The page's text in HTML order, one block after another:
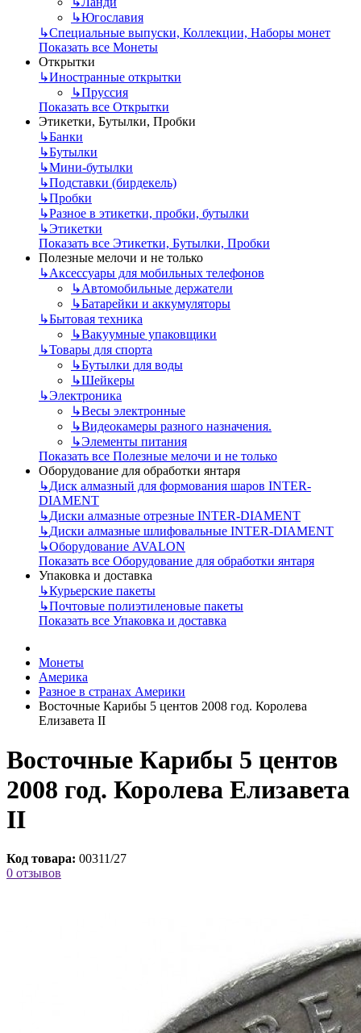
↳Югославия
↳Специальные выпуски, Коллекции, Наборы монет
Показать все Монеты
Открытки
↳Иностранные открытки
↳Пруссия
Показать все Открытки
Этикетки, Бутылки, Пробки
↳Банки
↳Бутылки
↳Мини-бутылки
↳Подставки (бирдекель)
↳Пробки
↳Разное в этикетки, пробки, бутылки
↳Этикетки
Показать все Этикетки, Бутылки, Пробки
Полезные мелочи и не только
↳Аксессуары для мобильных телефонов
↳Автомобильные держатели
↳Батарейки и аккумуляторы
↳Бытовая техника
↳Вакуумные упаковщики
↳Товары для спорта
↳Бутылки для воды
↳Шейкеры
↳Электроника
↳Весы электронные
↳Видеокамеры разного назначения.
↳Элементы питания
Показать все Полезные мелочи и не только
Оборудование для обработки янтаря
↳Диск алмазный для формования шаров INTER-
DIAMENT
↳Диски алмазные отрезные INTER-DIAMENT
↳Диски алмазные шлифовальные INTER-DIAMENT
↳Оборудование AVALON
Показать все Оборудование для обработки янтаря
Упаковка и доставка
↳Курьерские пакеты
↳Почтовые полиэтиленовые пакеты
Показать все Упаковка и доставка
Монеты
Америка
Разное в странах Америки
Восточные Карибы 5 центов 2008 год. Королева
Елизавета II
Восточные Карибы 5 центов
2008 год. Королева Елизавета
II
Код товара: 00311/27
0 отзывов